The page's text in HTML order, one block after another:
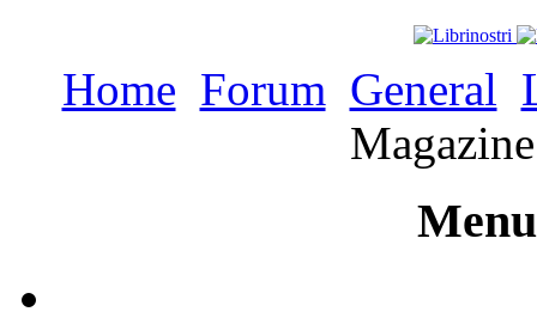
Home Forum General